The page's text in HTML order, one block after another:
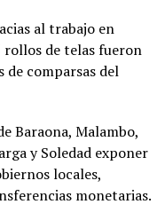
al trabajo en
rollos de telas fueron
de comparsas del
Baraona, Malambo,
y Soledad exponer
locales,
monetarias.